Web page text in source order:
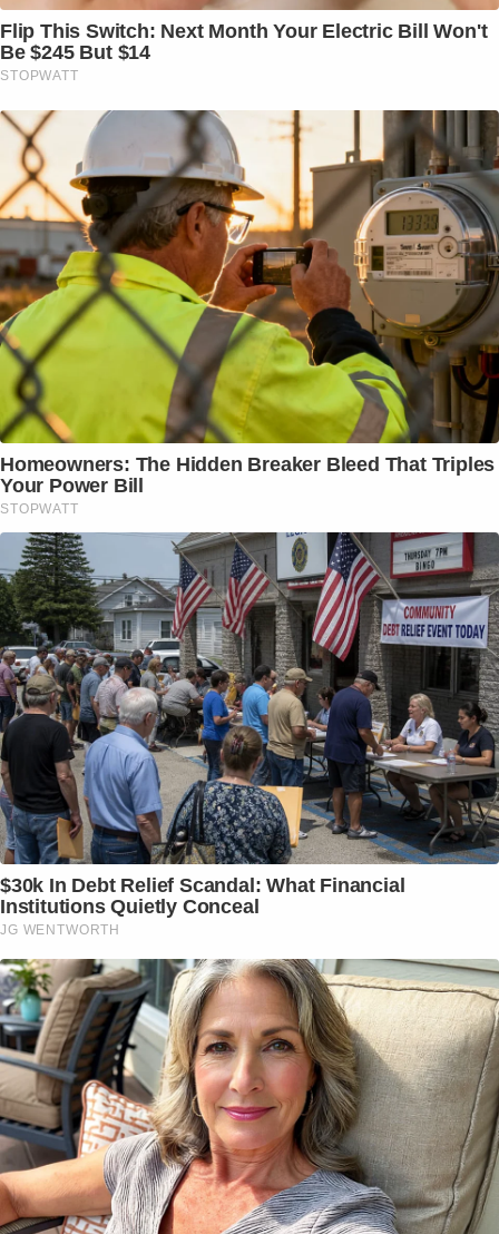
Flip This Switch: Next Month Your Electric Bill Won't
Be $245 But $14
STOPWATT
Homeowners: The Hidden Breaker Bleed That Triples
Your Power Bill
STOPWATT
$30k In Debt Relief Scandal: What Financial
Institutions Quietly Conceal
JG WENTWORTH